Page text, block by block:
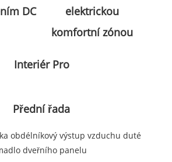
DC
elektrickou
komfortní zónou
Interiér Pro
Přední řada
obdélníkový výstup vzduchu duté
dveřního panelu